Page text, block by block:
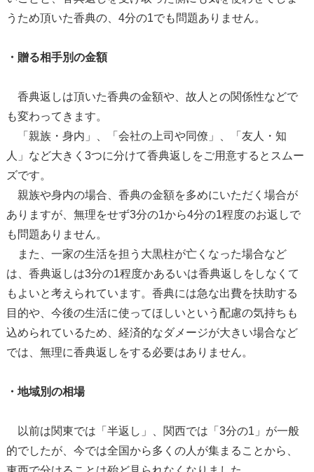
うため頂いた香典の、4分の1でも問題ありません。
・贈る相手別の金額
香典返しは頂いた香典の金額や、故人との関係性などで
も変わってきます。
「親族・身内」、「会社の上司や同僚」、「友人・知
人」など大きく3つに分けて香典返しをご用意するとスムー
ズです。
親族や身内の場合、香典の金額を多めにいただく場合が
ありますが、無理をせず3分の1から4分の1程度のお返しで
も問題ありません。
また、一家の生活を担う大黒柱が亡くなった場合など
は、香典返しは3分の1程度かあるいは香典返しをしなくて
もよいと考えられています。香典には急な出費を扶助する
目的や、今後の生活に使ってほしいという配慮の気持ちも
込められているため、経済的なダメージが大きい場合など
では、無理に香典返しをする必要はありません。
・地域別の相場
以前は関東では「半返し」、関西では「3分の1」が一般
的でしたが、今では全国から多くの人が集まることから、